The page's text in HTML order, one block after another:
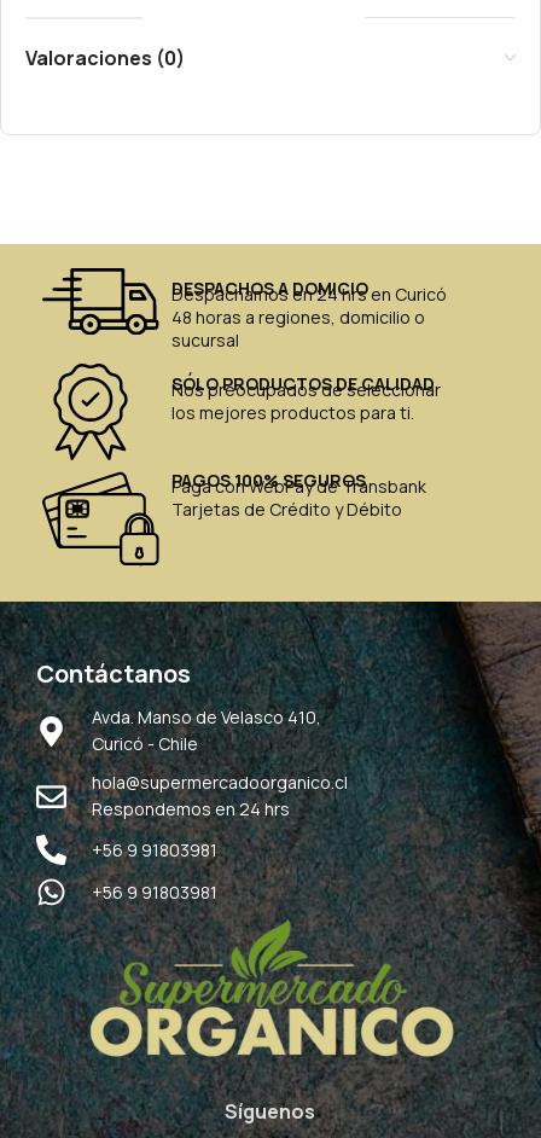
Valoraciones (0)
DESPACHOS A DOMICIO
Despachamos en 24 hrs en Curicó
48 horas a regiones, domicilio o
sucursal
SÓLO PRODUCTOS DE CALIDAD
Nos preocupados de seleccionar
los mejores productos para ti.
PAGOS 100% SEGUROS
Paga con WebPay de Transbank
Tarjetas de Crédito y Débito
Contáctanos
Avda. Manso de Velasco 410,
Curicó - Chile
hola@supermercadoorganico.cl
Respondemos en 24 hrs
+56 9 91803981
+56 9 91803981
Síguenos